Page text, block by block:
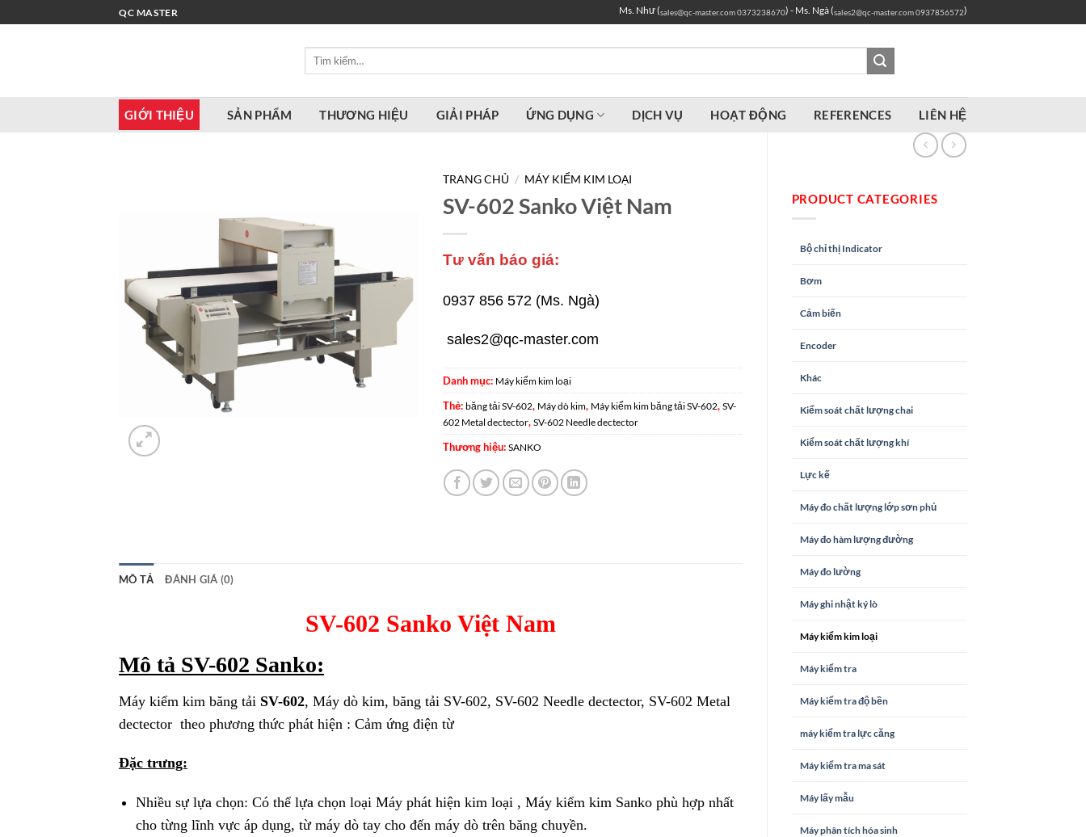
qua
QC MASTER Ms. Như (sales@qc-master.com0373238670) - Ms. Ngà (sales2@qc-master.com0937856572)
Tìm
GIỚI THIỆU SẢN PHẨM THƯƠNG HIỆU GIẢI PHÁP ỨNG DỤNG DỊCH VỤ HOẠT ĐỘNG REFERENCES LIÊN HỆ
PRODUCT CATEGORIES
Bộ chỉ thị Indicator
Bơm
Cảm biến
Encoder
Khác
Kiểm soát chất lượng chai
Kiểm soát chất lượng khí
Lực kế
Máy đo chất lượng lớp sơn phủ
Máy đo hàm lượng đường
Máy đo lường
Máy ghi nhật ký lò
Máy kiểm kim loại
Máy kiểm tra
Máy kiểm tra độ bền
máy kiểm tra lực căng
Máy kiểm tra ma sát
Máy lấy mẫu
Máy phân tích hóa sinh
TRANG CHỦ / MÁY KIỂM KIM LOẠI
SV-602 Sanko Việt Nam
Tư vấn báo giá:
0937 856 572 (Ms. Ngà)
sales2@qc-master.com
Danh mục: Máy kiểm kim loại
Thẻ: băng tải SV-602, Máy dò kim, Máy kiểm kim băng tải SV-602, SV-
602 Metal dectector, SV-602 Needle dectector
Thương hiệu: SANKO
MÔ TẢ ĐÁNH GIÁ (0)
SV-602 Sanko Việt Nam
Mô tả SV-602 Sanko:
Máy kiểm kim băng tải SV-602, Máy dò kim, băng tải SV-602, SV-602 Needle dectector, SV-602 Metal
dectector theo phương thức phát hiện : Cảm ứng điện từ
Đặc trưng:
Nhiều sự lựa chọn: Có thể lựa chọn loại Máy phát hiện kim loại , Máy kiểm kim Sanko phù hợp nhất
cho từng lĩnh vực áp dụng, từ máy dò tay cho đến máy dò trên băng chuyền.